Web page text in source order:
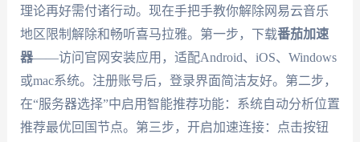
理论再好需付诸行动。现在手把手教你解除网易云音乐
地区限制解除和畅听喜马拉雅。第一步，下载番茄加速
器——访问官网安装应用，适配Android、iOS、Windows
或mac系统。注册账号后，登录界面简洁友好。第二步，
在“服务器选择”中启用智能推荐功能：系统自动分析位置
推荐最优回国节点。第三步，开启加速连接：点击按钮